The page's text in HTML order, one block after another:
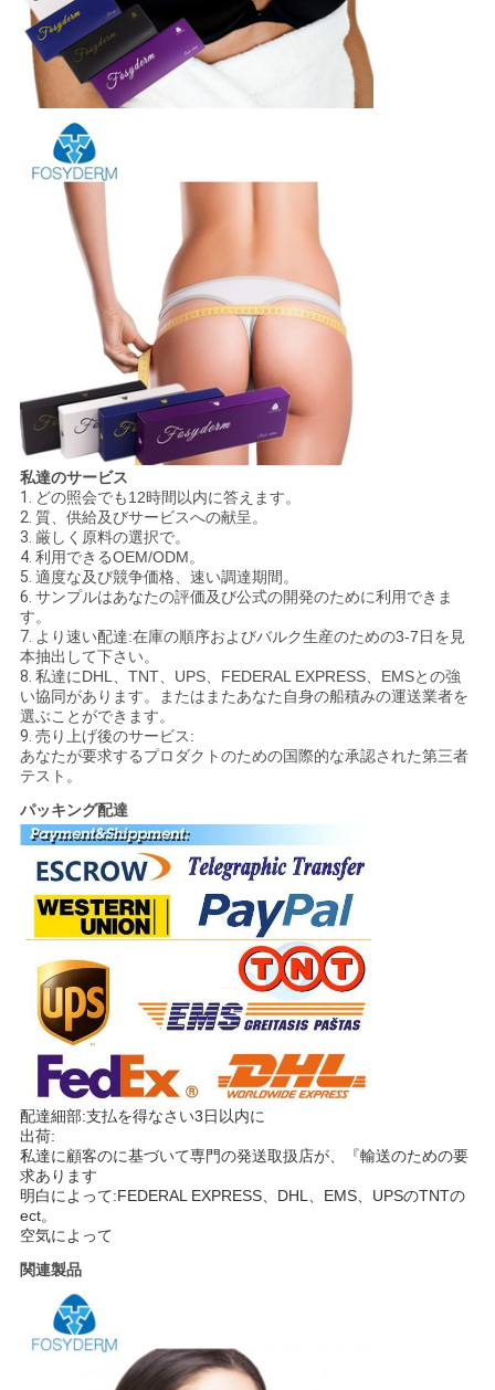
私達のサービス
1.
どの照会でも12時間以内に答えます。
2. 質、供給及びサービスへの献呈。
3. 厳しく原料の選択で。
4. 利用できるOEM/ODM。
5. 適度な及び競争価格、速い調達期間。
6. サンプルはあなたの評価及び公式の開発のために利用できま
す。
7. より速い配達:在庫の順序およびバルク生産のための3-7日を見
本抽出して下さい。
8. 私達にDHL、TNT、UPS、FEDERAL EXPRESS、EMSとの強
い協同があります。またはまたあなた自身の船積みの運送業者を
選ぶことができます。
9. 売り上げ後のサービス:
あなたが要求するプロダクトのための国際的な承認された第三者
テスト。
パッキング配達
配達細部:支払を得なさい3日以内に
出荷:
私達に顧客のに基づいて専門の発送取扱店が、『輸送のための要
求あります
明白によって:FEDERAL EXPRESS、DHL、EMS、UPSのTNTの
ect。
空気によって
関連製品